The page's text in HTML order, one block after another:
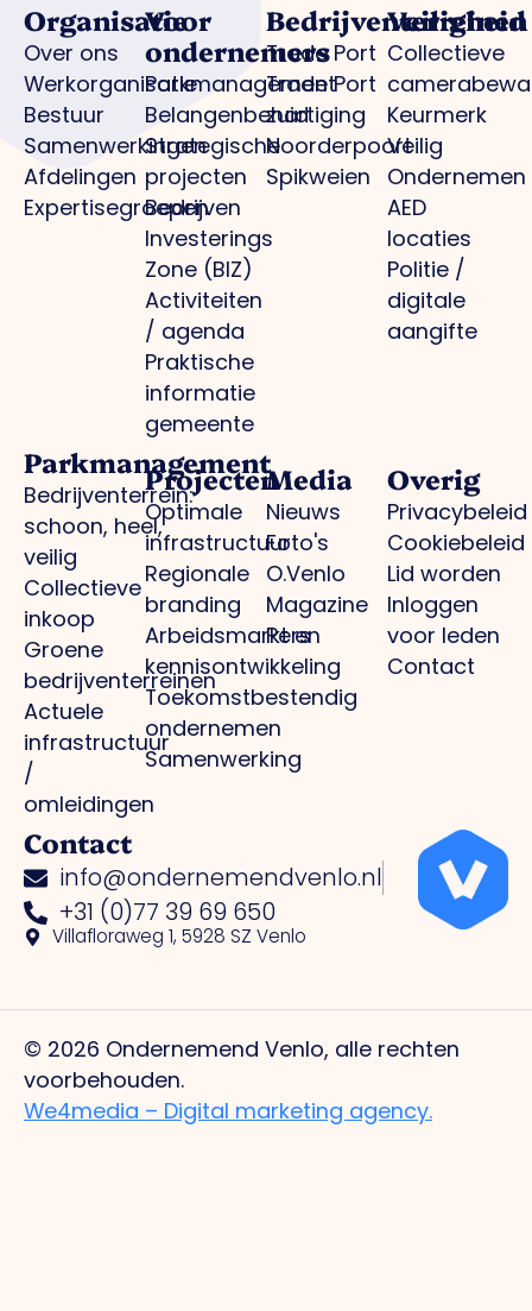
Organisatie
Over ons
Werkorganisatie
Bestuur
Samenwerkingen
Afdelingen
Expertisegroepen
Voor
ondernemers
Parkmanagement
Belangenbehartiging
Strategische
projecten
Bedrijven
Investerings
Zone (BIZ)
Activiteiten
/ agenda
Praktische
informatie
gemeente
Bedrijventerreinen
Trade Port
Trade Port
zuid
Noorderpoort
Spikweien
Veiligheid
Collectieve
Keurmerk
Veilig
Ondernemen
AED
locaties
Politie /
digitale
aangifte
Parkmanagement
Bedrijventerrein:
schoon, heel,
veilig
Collectieve
inkoop
Groene
bedrijventerreinen
Actuele
infrastructuur
/
omleidingen
Projecten
Optimale
infrastructuur
Regionale
branding
Arbeidsmarkt en
kennisontwikkeling
Toekomstbestendig
ondernemen
Samenwerking
Media
Nieuws
Foto's
O.Venlo
Magazine
Pers
Overig
Privacybeleid
Cookiebeleid
Lid worden
Inloggen
voor leden
Contact
Contact
info@ondernemendvenlo.nl
+31 (0)77 39 69 650
Villafloraweg 1, 5928 SZ Venlo
© 2026 Ondernemend Venlo, alle rechten
voorbehouden.
We4media – Digital marketing agency.